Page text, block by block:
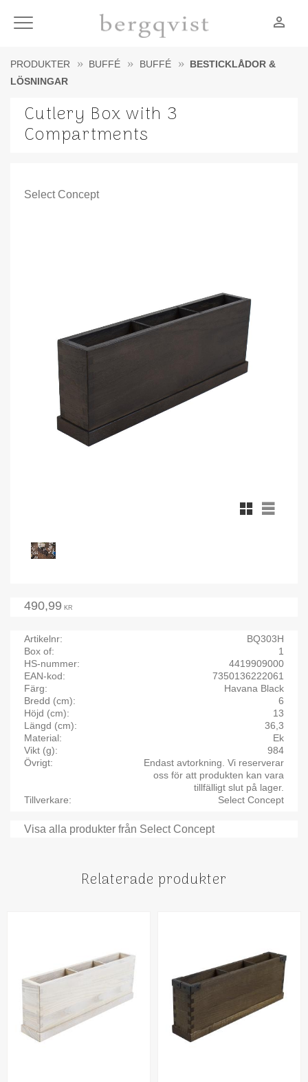
Meny person_outline
PRODUKTER BUFFÉ BUFFÉ
BESTICKLÅDOR &
LÖSNINGAR
Cutlery Box with 3
Compartments
Select Concept
Rutnätsvy
Listvy
490,99 KR
Artikelnr
BQ303H
Box of
1
HS-nummer
4419909000
EAN-kod
7350136222061
Färg
Havana Black
Bredd (cm)
6
Höjd (cm)
13
Längd (cm)
36,3
Material
Ek
Vikt (g)
984
Övrigt
Endast avtorkning. Vi reserverar
oss för att produkten kan vara
tillfälligt slut på lager.
Tillverkare
Select Concept
Visa alla produkter från Select Concept
Relaterade produkter